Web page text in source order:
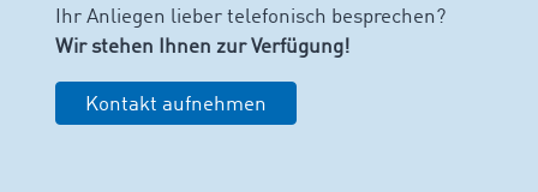
Ihr Anliegen lieber telefonisch besprechen?
Wir stehen Ihnen zur Verfügung!
Kontakt aufnehmen